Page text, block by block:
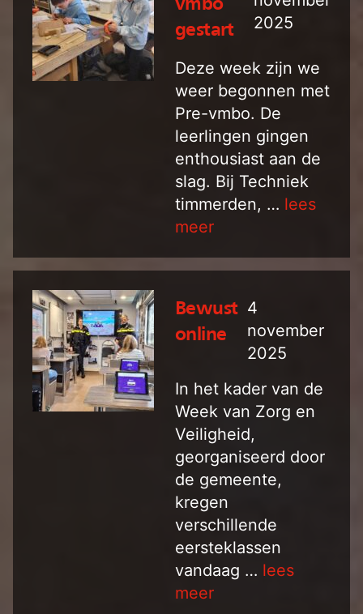
vmbo
gestart
2025
Deze week zijn we
weer begonnen met
Pre-vmbo. De
leerlingen gingen
enthousiast aan de
slag. Bij Techniek
timmerden, … lees
meer
Bewust
online
4
november
2025
In het kader van de
Week van Zorg en
Veiligheid,
georganiseerd door
de gemeente,
kregen
verschillende
eersteklassen
vandaag … lees
meer